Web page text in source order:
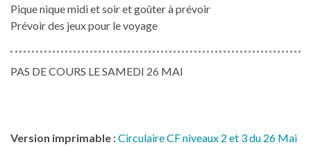
Pique nique midi et soir et goûter à prévoir
Prévoir des jeux pour le voyage
PAS DE COURS LE SAMEDI 26 MAI
Version imprimable :Circulaire CF niveaux 2 et 3 du 26 Mai